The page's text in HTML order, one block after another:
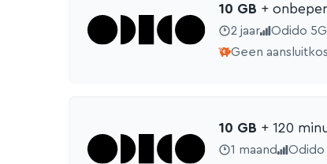
10 GB +
2 jaar
Odido 5G
Geen
10 GB + 120 min
1 maand
Odido